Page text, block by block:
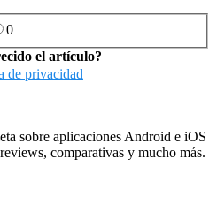
0
el artículo?
de privacidad
sobre aplicaciones Android e iOS
comparativas y mucho más.